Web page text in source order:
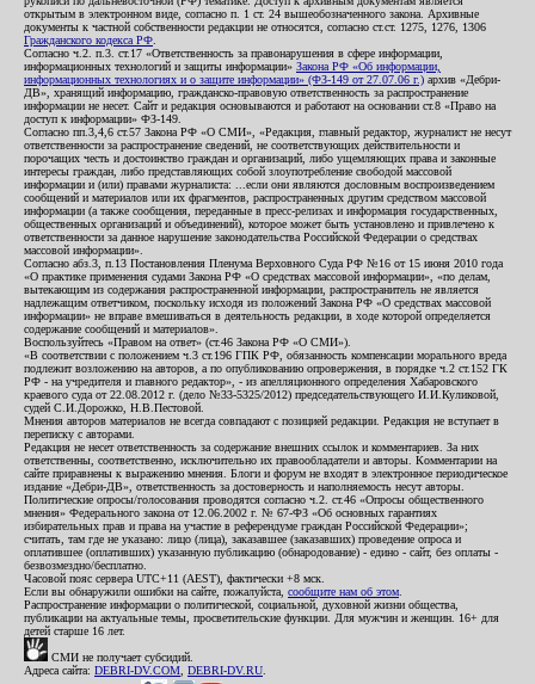
открытым в электронном виде, согласно п. 1 ст. 24 вышеобозначенного закона. Архивные
документы к частной собственности редакции не относятся, согласно ст.ст. 1275, 1276, 1306
Гражданского кодекса РФ
Согласно ч.2. п.3. ст.17 «Ответственность за правонарушения в сфере информации,
информационных технологий и защиты информации» Закона РФ «Об информации,
информационных технологиях и о защите информации» (ФЗ-149 от 27.07.06 г.) архив «Дебри-
ДВ», хранящий информацию, гражданско-правовую ответственность за распространение
информации не несет. Сайт и редакция основываются и работают на основании ст.8 «Право на
доступ к информации» ФЗ-149.
Согласно пп.3,4,6 ст.57 Закона РФ «О СМИ», «Редакция, главный редактор, журналист не несут
ответственности за распространение сведений, не соответствующих действительности и
порочащих честь и достоинство граждан и организаций, либо ущемляющих права и законные
интересы граждан, либо представляющих собой злоупотребление свободой массовой
информации и (или) правами журналиста: ...если они являются дословным воспроизведением
сообщений и материалов или их фрагментов, распространенных другим средством массовой
информации (а также сообщения, переданные в пресс-релизах и информация государственных,
общественных организаций и объединений), которое может быть установлено и привлечено к
ответственности за данное нарушение законодательства Российской Федерации о средствах
массовой информации».
Согласно абз.3, п.13 Постановления Пленума Верховного Суда РФ №16 от 15 июня 2010 года
«О практике применения судами Закона РФ «О средствах массовой информации», «по делам,
вытекающим из содержания распространенной информации, распространитель не является
надлежащим ответчиком, поскольку исходя из положений Закона РФ «О средствах массовой
информации» не вправе вмешиваться в деятельность редакции, в ходе которой определяется
содержание сообщений и материалов».
Воспользуйтесь «Правом на ответ» (ст.46 Закона РФ «О СМИ»).
«В соответствии с положением ч.3 ст.196 ГПК РФ, обязанность компенсации морального вреда
подлежит возложению на авторов, а по опубликованию опровержения, в порядке ч.2 ст.152 ГК
РФ - на учредителя и главного редактор», - из апелляционного определения Хабаровского
краевого суда от 22.08.2012 г. (дело №33-5325/2012) председательствующего И.И.Куликовой,
судей С.И.Дорожко, Н.В.Пестовой.
Мнения авторов материалов не всегда совпадают с позицией редакции. Редакция не вступает в
переписку с авторами.
Редакция не несет ответственность за содержание внешних ссылок и комментариев. За них
ответственны, соответственно, исключительно их правообладатели и авторы. Комментарии на
сайте приравнены к выражению мнения. Блоги и форум не входят в электронное периодическое
издание «Дебри-ДВ», ответственность за достоверность и наполняемость несут авторы.
Политические опросы/голосования проводятся согласно ч.2. ст.46 «Опросы общественного
мнения» Федерального закона от 12.06.2002 г. № 67-ФЗ «Об основных гарантиях
избирательных прав и права на участие в референдуме граждан Российской Федерации»;
считать, там где не указано: лицо (лица), заказавшее (заказавших) проведение опроса и
оплатившее (оплативших) указанную публикацию (обнародование) - едино - сайт, без оплаты -
безвозмездно/бесплатно.
Часовой пояс сервера UTC+11 (AEST), фактически +8 мск.
Если вы обнаружили ошибки на сайте, пожалуйста, сообщите нам об этом
Распространение информации о политической, социальной, духовной жизни общества,
публикации на актуальные темы, просветительские функции. Для мужчин и женщин. 16+ для
детей старше 16 лет.
СМИ не получает субсидий.
Адреса сайта: DEBRI-DV.COM DEBRI-DV.RU